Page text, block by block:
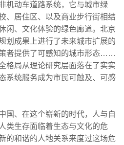
机动车道路系统，它与城市绿
、居住区、以及商业步行街相结
闲、文化体验的绿色廊道。北京
划成果上进行了未来城市扩展的
者提供了可感知的城市形态……
格局从理论研究层面落在了实实
系统服务成为市民可触及、可感
、在这个崭新的时代，人与自
类生存面临着生态与文化的危
的和谐的人地关系来度过这场危